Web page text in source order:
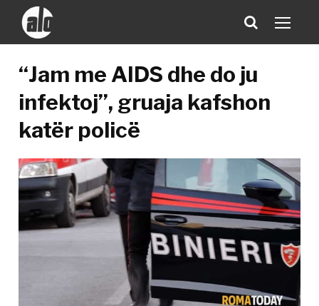
“Jam me AIDS dhe do ju
infektoj”, gruaja kafshon
katër policë